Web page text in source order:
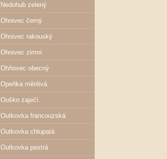
Nedohub zelený
Ohnivec černý
Ohnivec rakouský
Ohnivec zimní
Ohňovec obecný
Opeňka měnlivá
Ouško zaječí.
Outkovka francouzská
Outkovka chlupatá
Outkovka pestrá